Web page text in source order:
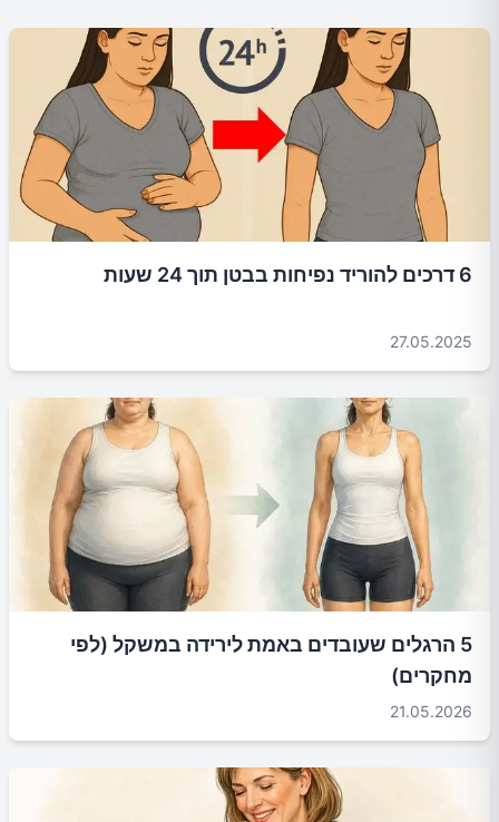
6 דרכים להוריד נפיחות בבטן תוך 24 שעות
27.05.2025
5 הרגלים שעובדים באמת לירידה במשקל (לפי
מחקרים)
21.05.2026